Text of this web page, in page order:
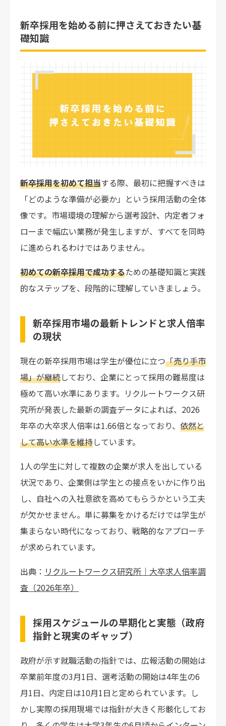
内定者フォローと入社後のサポート体制
インターンシップを活用した早期接触戦略
ポテンシャル採用の難しさと人材の見極め方
内定辞退率の高さと内定者フォローの重要性
実績ベースのアプローチで自社に合う人材像を見つける
初めての企業でも実践できる効果的な採用手法5選
ダイレクトリクルーティング
合同説明会・学内説明会
リファラル採用
書類選考・適性検査での初期スクリーニングの基準
面接で学生のポテンシャルを見極める質問設計
面接官のバイアスを排除するトレーニング方法
選考段階での惹きつけと志望度向上の施策
まとめ
新卒採用を始める前に押さえておきたい基
礎知識
新卒採用を初めて担当する際、最初に把握すべきは
「どのような準備が必要か」という採用活動の全体
像です。市場環境の理解から選考設計、内定者フォ
ローまで幅広い業務が発生しますが、すべてを同時
に進められるわけではありません。
初めての新卒採用で成功するための基礎知識と実践
的なステップを、段階的に理解していきましょう。
新卒採用市場の最新トレンドと求人倍率
の現状
現在の新卒採用市場は学生が優位に立つ「売り手市
場」が継続しており、企業にとって採用の難易度は
極めて高い水準にあります。リクルートワークス研
究所が発表した最新の調査データによれば、2026
年卒の大卒求人倍率は1.66倍となっており、 依然と
して高い水準を維持しています。
1人の学生に対して複数の企業が求人を出している
状況であり、企業側は学生との接点をいかに作り出
し、自社への入社意欲を高めてもらうかという工夫
が欠かせません。単に募集をかけるだけでは学生が
集まらない時代になっており、戦略的なアプローチ
が求められています。
出典： リクルートワークス研究所｜大卒求人倍率調
査（2026年卒）
採用スケジュールの早期化と実態（政府
指針と現実のギャップ）
政府が示す就職活動の指針では、広報活動の開始は
卒業前年度の3月1日、選考活動の開始は4年生の6
月1日、内定日は10月1日と定められています。し
かし実際の採用現場では指針が大きく形骸化してお